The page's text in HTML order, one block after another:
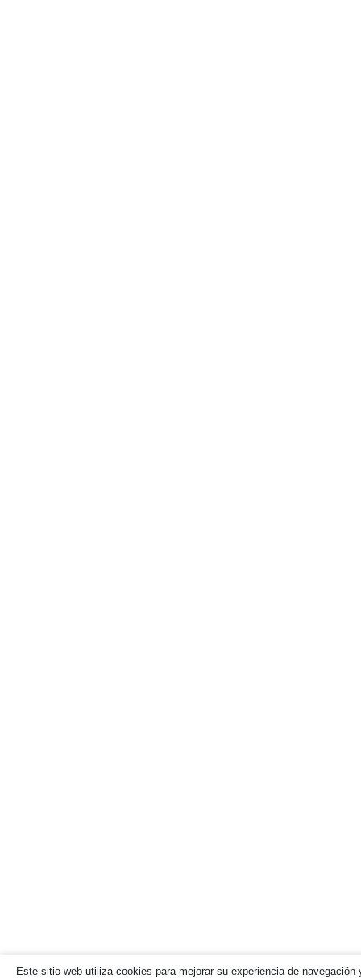
Este sitio web utiliza cookies para mejorar su experiencia de